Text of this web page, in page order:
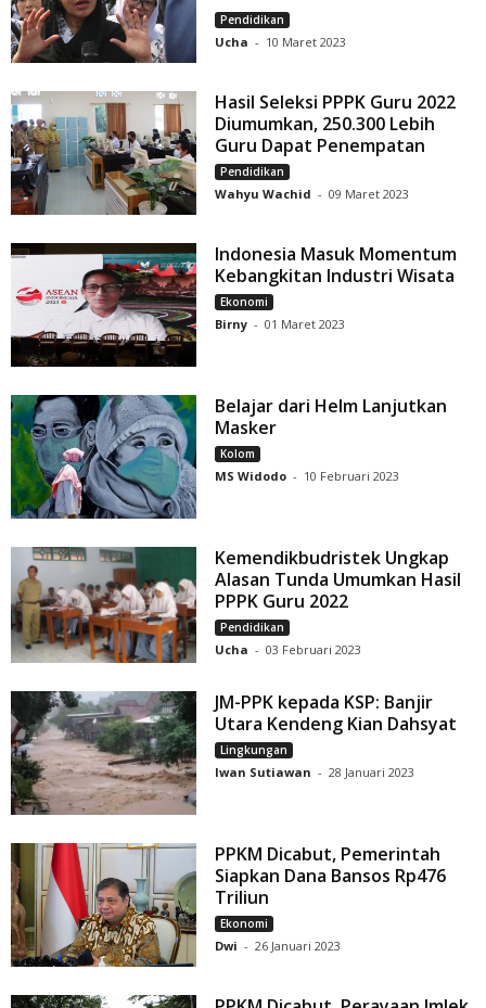
Pendidikan
Ucha - 10 Maret 2023
Hasil Seleksi PPPK Guru 2022
Diumumkan, 250.300 Lebih
Guru Dapat Penempatan
Pendidikan
Wahyu Wachid - 09 Maret 2023
Indonesia Masuk Momentum
Kebangkitan Industri Wisata
Ekonomi
Birny - 01 Maret 2023
Belajar dari Helm Lanjutkan
Masker
Kolom
MS Widodo - 10 Februari 2023
Kemendikbudristek Ungkap
Alasan Tunda Umumkan Hasil
PPPK Guru 2022
Pendidikan
Ucha - 03 Februari 2023
JM-PPK kepada KSP: Banjir
Utara Kendeng Kian Dahsyat
Lingkungan
Iwan Sutiawan - 28 Januari 2023
PPKM Dicabut, Pemerintah
Siapkan Dana Bansos Rp476
Triliun
Ekonomi
Dwi - 26 Januari 2023